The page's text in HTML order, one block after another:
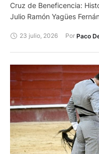
Cruz de Beneficencia:
Julio Ramón Yagües
23 julio, 2026 Por Paco